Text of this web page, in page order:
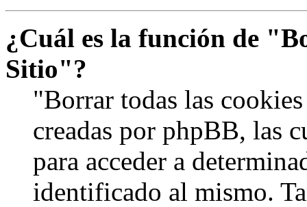
¿Cuál es la función de
Sitio"?
"Borrar todas las
creadas por phpBB, las
para acceder a
identificado al mismo.